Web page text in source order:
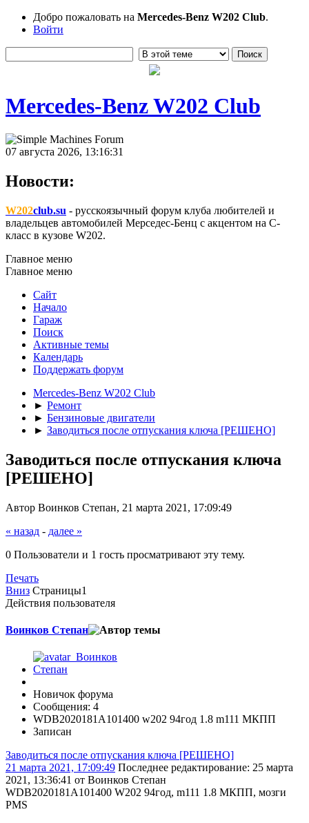
Добро пожаловать на Mercedes-Benz W202 Club.
Войти
Mercedes-Benz W202 Club
07 августа 2026, 13:16:31
Новости:
W202club.su - русскоязычный форум клуба любителей и
владельцев автомобилей Мерседес-Бенц с акцентом на C-
класс в кузове W202.
Главное меню
Главное меню
Сайт
Начало
Гараж
Поиск
Активные темы
Календарь
Поддержать форум
Mercedes-Benz W202 Club
► Ремонт
► Бензиновые двигатели
► Заводиться после отпускания ключа [РЕШЕНО]
Заводиться после отпускания ключа
[РЕШЕНО]
Автор Воинков Степан, 21 марта 2021, 17:09:49
« назад - далее »
0 Пользователи и 1 гость просматривают эту тему.
Печать
Вниз Страницы1
Действия пользователя
Воинков Степан
Новичок форума
Сообщения: 4
WDB2020181A101400 w202 94год 1.8 m111 МКПП
Записан
Заводиться после отпускания ключа [РЕШЕНО]
21 марта 2021, 17:09:49 Последнее редактирование: 25 марта
2021, 13:36:41 от Воинков Степан
WDB2020181A101400 W202 94год, m111 1.8 МКПП, мозги
PMS